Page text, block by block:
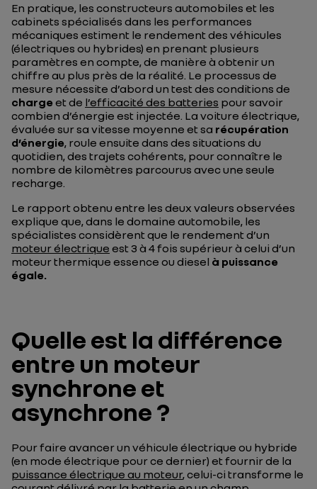
En pratique, les constructeurs automobiles et les
cabinets spécialisés dans les performances
mécaniques estiment le rendement des véhicules
(électriques ou hybrides) en prenant plusieurs
paramètres en compte, de manière à obtenir un
chiffre au plus près de la réalité. Le processus de
mesure nécessite d’abord un test des conditions de
charge et de l’efficacité des batteries pour savoir
combien d’énergie est injectée. La voiture électrique,
évaluée sur sa vitesse moyenne et sa récupération
d’énergie, roule ensuite dans des situations du
quotidien, des trajets cohérents, pour connaître le
nombre de kilomètres parcourus avec une seule
recharge.
Le rapport obtenu entre les deux valeurs observées
explique que, dans le domaine automobile, les
spécialistes considèrent que le rendement d’un
moteur électrique est 3 à 4 fois supérieur à celui d’un
moteur thermique essence ou diesel à puissance
égale.
Quelle est la différence
entre un moteur
synchrone et
asynchrone ?
Pour faire avancer un véhicule électrique ou hybride
(en mode électrique pour ce dernier) et fournir de la
puissance électrique au moteur, celui-ci transforme le